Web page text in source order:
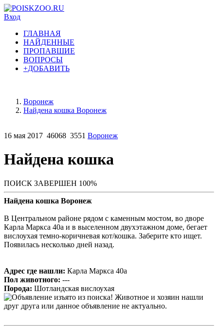
Вход
ГЛАВНАЯ
НАЙДЕННЫЕ
ПРОПАВШИЕ
ВОПРОСЫ
+ДОБАВИТЬ
Воронеж
Найдена кошка Воронеж
16 мая 2017 46068 3551 Воронеж
Найдена кошка
ПОИСК ЗАВЕРШЕН 100%
Найдена кошка Воронеж
В Центральном районе рядом с каменным мостом, во дворе
Карла Маркса 40а и в выселенном двухэтажном доме, бегает
вислоухая темно-коричневая кот/кошка. Заберите кто ищет.
Появилась несколько дней назад.
Адрес где нашли: Карла Маркса 40а
Пол животного: ---
Порода: Шотландская вислоухая